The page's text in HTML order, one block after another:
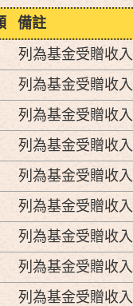
備註
列為基金受贈收入
列為基金受贈收入
列為基金受贈收入
列為基金受贈收入
列為基金受贈收入
列為基金受贈收入
列為基金受贈收入
列為基金受贈收入
列為基金受贈收入